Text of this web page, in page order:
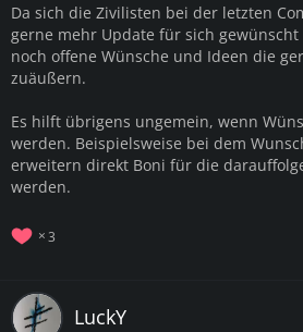
Da sich die Zivilisten bei der letzten
gerne mehr Update für sich
noch offene Wünsche und Ideen die
zuäußern.
Es hilft übrigens ungemein, wenn
werden. Beispielsweise bei dem
erweitern direkt Boni für die
werden.
3
LuckY